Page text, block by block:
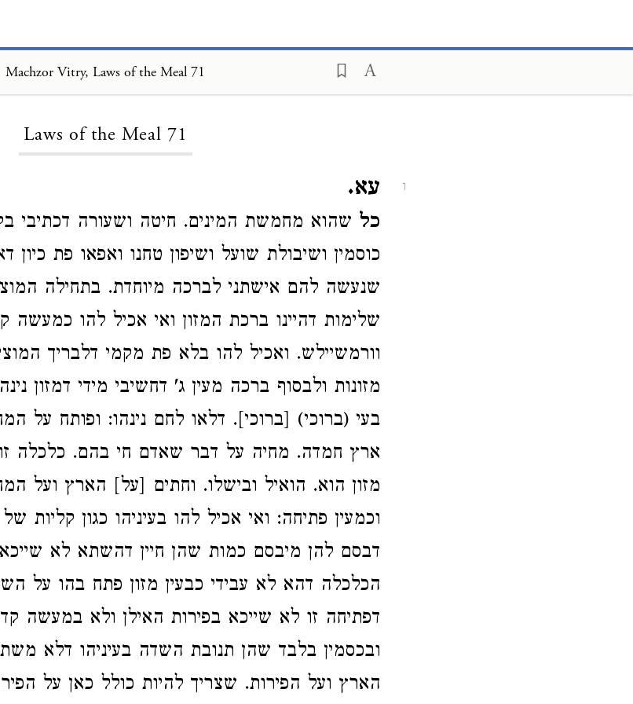
Machzor Vitry, Laws of the Meal 71
Laws of the Meal 71
1 עא.
כל שהוא מחמשת המינים. חיטה ושעורה דכתיבי
כוסמין ושיבולת שועל ושיפון טחנו ואפאו פת כיון
שנעשה להם אישתני לברכה מיוחדת. בתחילה
שלימות דהיינו ברכת המזון ואי אכיל להו כמעשה
וורמשיילש. ואכיל להו בלא פת מקמי דלבריך
מזונות ולבסוף ברכה מעין ג' דחשיבי מידי דמזון
בעי (ברוכי) [ברוכי]. דלאו לחם נינהו: ופותח על
ארץ חמדה. מחיה על דבר שאדם חי בהם. כלכלה זו
מזון הוא. הואיל ובישלו. וחתים [על] הארץ ועל
וכמעין פתיחה: ואי אכיל להו בעיניהו כגון קליות
דבסם להן מיבסם כמות שהן חיין דהשתא לא
הכלכלה דהא לא עבידי כבעין מזון פתח בהו על
דפתיחה זו לא שייכא בפירות האילן ולא במעשה
ובכסמין בלבד שהן תנובת השדה בעיניהו דלא
הארץ ועל הפירות. שצריך להיות כולל כאן על